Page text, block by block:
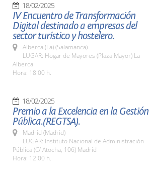
18/02/2025
IV Encuentro de Transformación
Digital destinado a empresas del
sector turístico y hostelero.
Alberca (La) (Salamanca)
LUGAR: Hogar de Mayores (Plaza Mayor) La
Alberca
Hora: 18:00 h.
18/02/2025
Premio a la Excelencia en la Gestión
Pública.(REGTSA).
Madrid (Madrid)
LUGAR: Instituto Nacional de Administración
Pública (C/ Atocha, 106) Madrid
Hora: 12:00 h.